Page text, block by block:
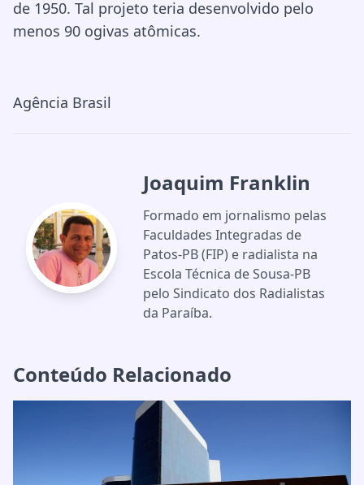
de 1950. Tal projeto teria desenvolvido pelo
menos 90 ogivas atômicas.
Agência Brasil
Joaquim Franklin
Formado em jornalismo pelas
Faculdades Integradas de
Patos-PB (FIP) e radialista na
Escola Técnica de Sousa-PB
pelo Sindicato dos Radialistas
da Paraíba.
Conteúdo Relacionado